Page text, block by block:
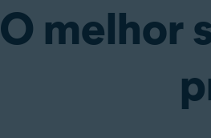
O melhor